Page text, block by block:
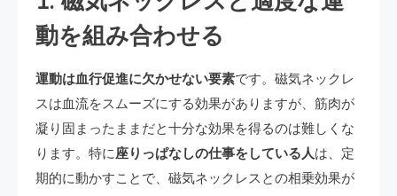
動を組み合わせる
運動は血行促進に欠かせない要素です。磁気ネックレ
スは血流をスムーズにする効果がありますが、筋肉が
凝り固まったままだと十分な効果を得るのは難しくな
ります。特に座りっぱなしの仕事をしている人は、定
期的に動かすことで、磁気ネックレスとの相乗効果が